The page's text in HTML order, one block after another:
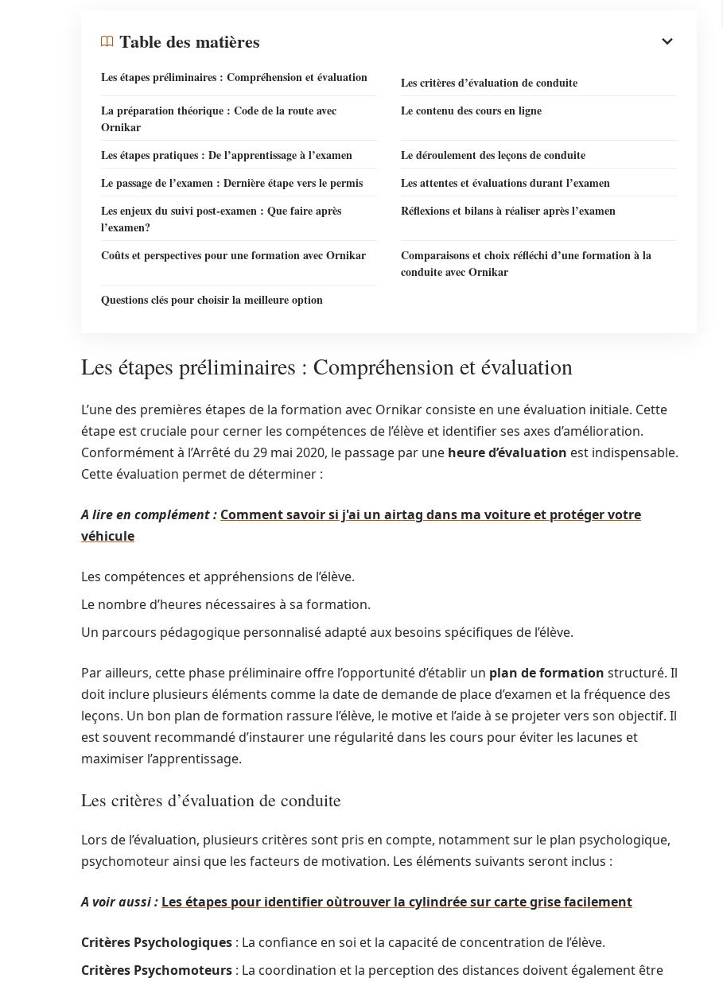
Table des matières
Les étapes préliminaires : Compréhension et évaluation
Les critères d’évaluation de conduite
La préparation théorique : Code de la route avec
Ornikar
Le contenu des cours en ligne
Les étapes pratiques : De l’apprentissage à l’examen
Le déroulement des leçons de conduite
Le passage de l’examen : Dernière étape vers le permis
Les attentes et évaluations durant l’examen
Les enjeux du suivi post-examen : Que faire après
l’examen?
Réflexions et bilans à réaliser après l’examen
Coûts et perspectives pour une formation avec Ornikar
Comparaisons et choix réfléchi d’une formation à la
conduite avec Ornikar
Questions clés pour choisir la meilleure option
Les étapes préliminaires : Compréhension et évaluation
L’une des premières étapes de la formation avec Ornikar consiste en une évaluation initiale. Cette
étape est cruciale pour cerner les compétences de l’élève et identifier ses axes d’amélioration.
Conformément à l’Arrêté du 29 mai 2020, le passage par une heure d’évaluation est indispensable.
Cette évaluation permet de déterminer :
A lire en complément : Comment savoir si j'ai un airtag dans ma voiture et protéger votre
véhicule
Les compétences et appréhensions de l’élève.
Le nombre d’heures nécessaires à sa formation.
Un parcours pédagogique personnalisé adapté aux besoins spécifiques de l’élève.
Par ailleurs, cette phase préliminaire offre l’opportunité d’établir un plan de formation structuré. Il
doit inclure plusieurs éléments comme la date de demande de place d’examen et la fréquence des
leçons. Un bon plan de formation rassure l’élève, le motive et l’aide à se projeter vers son objectif. Il
est souvent recommandé d’instaurer une régularité dans les cours pour éviter les lacunes et
maximiser l’apprentissage.
Les critères d’évaluation de conduite
Lors de l’évaluation, plusieurs critères sont pris en compte, notamment sur le plan psychologique,
psychomoteur ainsi que les facteurs de motivation. Les éléments suivants seront inclus :
A voir aussi : Les étapes pour identifier oùtrouver la cylindrée sur carte grise facilement
Critères Psychologiques : La confiance en soi et la capacité de concentration de l’élève.
Critères Psychomoteurs : La coordination et la perception des distances doivent également être